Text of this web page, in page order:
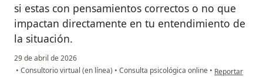
si estas con pensamientos correctos o no que
impactan directamente en tu entendimiento de
la situación.
29 de abril de 2026
• Consultorio virtual (en línea) • Consulta psicológica online • en opinión del
Reportar